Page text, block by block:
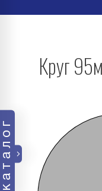
каталог
Круг